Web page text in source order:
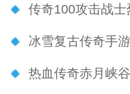
传奇100攻击战士
冰雪复古传奇手
热血传奇赤月峡